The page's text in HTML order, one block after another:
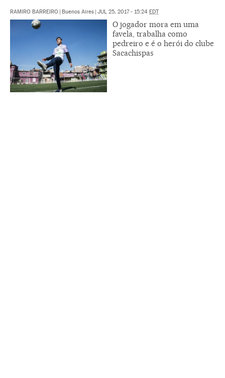
RAMIRO BARREIRO Buenos Aires JUL 25, 2017 - 15:24 EDT
O jogador mora em uma
favela, trabalha como
pedreiro e é o herói do clube
Sacachispas